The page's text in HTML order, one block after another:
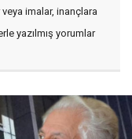
imalar, inançlara
yazılmış yorumlar